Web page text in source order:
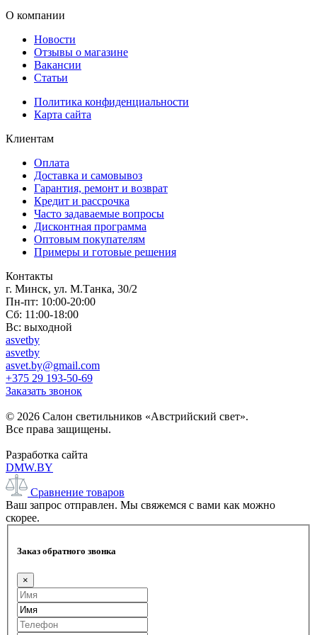
О компании
Новости
Отзывы о магазине
Вакансии
Статьи
Политика конфиденциальности
Карта сайта
Клиентам
Оплата
Доставка и самовывоз
Гарантия, ремонт и возврат
Кредит и рассрочка
Часто задаваемые вопросы
Дисконтная программа
Оптовым покупателям
Примеры и готовые решения
Контакты
г. Минск, ул. М.Танка, 30/2
Пн-пт: 10:00-20:00
Сб: 11:00-18:00
Вс: выходной
asvetby
asvetby
asvet.by@gmail.com
+375 29 193-50-69
Заказать звонок
© 2026 Салон светильников «Австрийский свет».
Все права защищены.
Разработка сайта
DMW.BY
Сравнение товаров
Ваш запрос отправлен. Мы свяжемся с вами как можно
скорее.
Заказ обратного звонка
×